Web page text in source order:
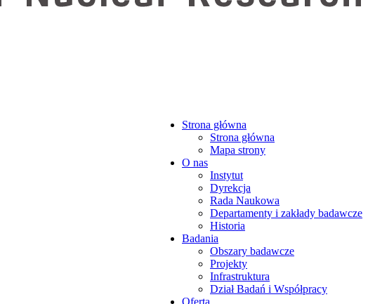
Strona główna
Strona główna
Mapa strony
O nas
Instytut
Dyrekcja
Rada Naukowa
Departamenty i zakłady badawcze
Historia
Badania
Obszary badawcze
Projekty
Infrastruktura
Dział Badań i Współpracy